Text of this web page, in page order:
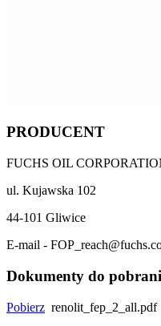
PRODUCENT
FUCHS OIL
ul. Kujawska 102
44-101 Gliwice
E-mail -
Dokumenty do
Pobierz renolit_fep_2_all.pdf